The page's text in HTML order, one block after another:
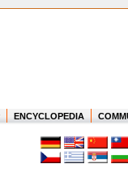
the world have you flown?
have you been in the air?
FlightMemory and see!
ENCYCLOPEDIA